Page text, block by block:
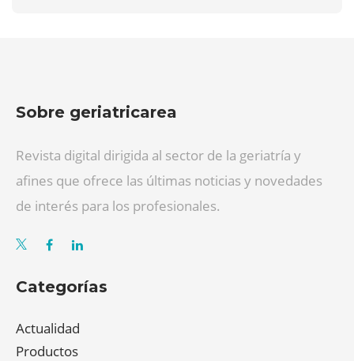
Sobre geriatricarea
Revista digital dirigida al sector de la geriatría y
afines que ofrece las últimas noticias y novedades
de interés para los profesionales.
Categorías
Actualidad
Productos